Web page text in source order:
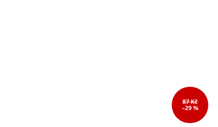
87 Kč
–29 %